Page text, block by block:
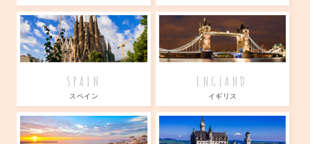
SPAIN
スペイン
ENGLAND
イギリス